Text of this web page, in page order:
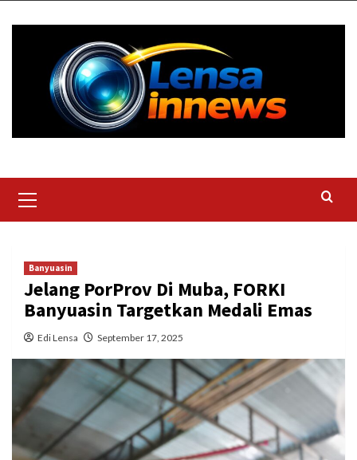
Menu
Banyuasin
Jelang PorProv Di Muba, FORKI
Banyuasin Targetkan Medali Emas
Edi Lensa September 17, 2025